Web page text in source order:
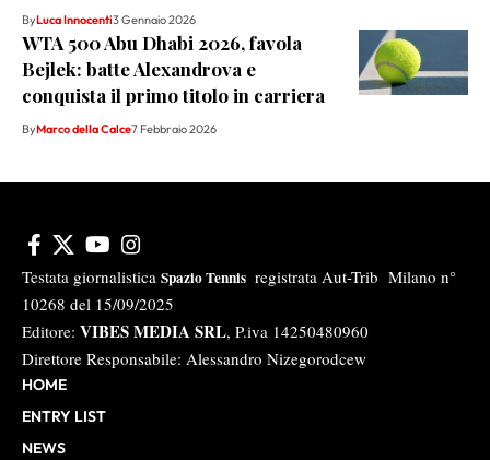
ByLuca Innocenti3 Gennaio 2026
WTA 500 Abu Dhabi 2026, favola
Bejlek: batte Alexandrova e
conquista il primo titolo in carriera
ByMarco della Calce7 Febbraio 2026
Testata giornalistica Spazio Tennis registrata Aut-Trib Milano n°
10268 del 15/09/2025
Editore: VIBES MEDIA SRL, P.iva 14250480960
Direttore Responsabile: Alessandro Nizegorodcew
HOME
ENTRY LIST
NEWS